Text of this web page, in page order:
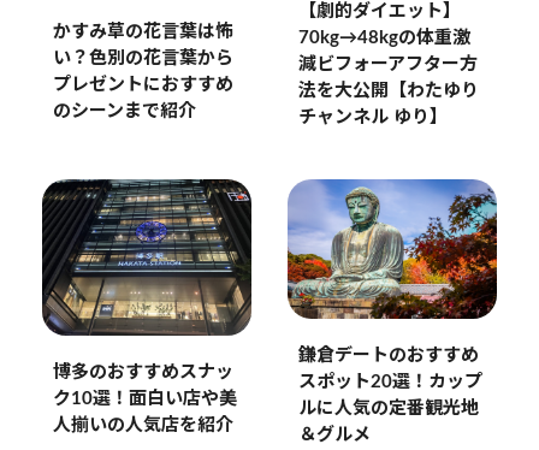
かすみ草の花言葉は怖
い？色別の花言葉から
プレゼントにおすすめ
のシーンまで紹介
【劇的ダイエット】
70kg→48kgの体重激
減ビフォーアフター方
法を大公開【わたゆり
チャンネル ゆり】
博多のおすすめスナッ
ク10選！面白い店や美
人揃いの人気店を紹介
鎌倉デートのおすすめ
スポット20選！カップ
ルに人気の定番観光地
＆グルメ